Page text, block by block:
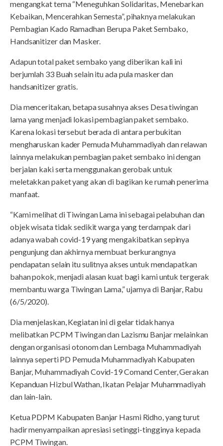
mengangkat tema “Meneguhkan Solidaritas, Menebarkan
Kebaikan, Mencerahkan Semesta”, pihaknya melakukan
Pembagian Kado Ramadhan Berupa Paket Sembako,
Handsanitizer dan Masker.
Adapun total paket sembako yang diberikan kali ini
berjumlah 33 Buah selain itu ada pula masker dan
handsanitizer gratis.
Dia menceritakan, betapa susahnya akses Desa tiwingan
lama yang menjadi lokasi pembagian paket sembako.
Karena lokasi tersebut berada di antara perbukitan
mengharuskan kader Pemuda Muhammadiyah dan relawan
lainnya melakukan pembagian paket sembako ini dengan
berjalan kaki serta menggunakan gerobak untuk
meletakkan paket yang akan di bagikan ke rumah penerima
manfaat.
“Kami melihat di Tiwingan Lama ini sebagai pelabuhan dan
objek wisata tidak sedikit warga yang terdampak dari
adanya wabah covid-19 yang mengakibatkan sepinya
pengunjung dan akhirnya membuat berkurangnya
pendapatan selain itu sulitnya akses untuk mendapatkan
bahan pokok, menjadi alasan kuat bagi kami untuk tergerak
membantu warga Tiwingan Lama,” ujarnya di Banjar, Rabu
(6/5/2020).
Dia menjelaskan, Kegiatan ini di gelar tidak hanya
melibatkan PCPM Tiwingan dan Lazismu Banjar melainkan
dengan organisasi otonom dan Lembaga Muhammadiyah
lainnya seperti PD Pemuda Muhammadiyah Kabupaten
Banjar, Muhammadiyah Covid-19 Comand Center, Gerakan
Kepanduan Hizbul Wathan, Ikatan Pelajar Muhammadiyah
dan lain-lain.
Ketua PDPM Kabupaten Banjar Hasmi Ridho, yang turut
hadir menyampaikan apresiasi setinggi-tingginya kepada
PCPM Tiwingan.